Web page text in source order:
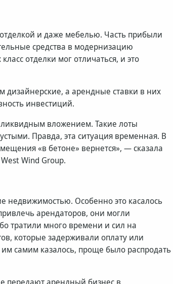
и даже мебелью. Часть прибыли
средства в модернизацию
отделки мог отличаться, и это
дизайнерские, а арендные ставки в них
инвестиций.
вложением. Такие лоты
Правда, эта ситуация временная. В
«в бетоне» вернется», — сказала
Wind Group.
недвижимостью. Особенно это касалось
арендаторов, они могли
тратили много времени и сил на
которые задерживали оплату или
самим казалось, проще было распродать